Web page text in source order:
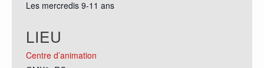
Les mercredis 9-11 ans
LIEU
Centre d’animation